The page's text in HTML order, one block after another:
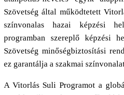
Szövetség által működtetett
színvonalas hazai képzési
programban szereplő képzési
Szövetség minőségbiztosítási
ez garantálja a szakmai
A Vitorlás Suli Programot a